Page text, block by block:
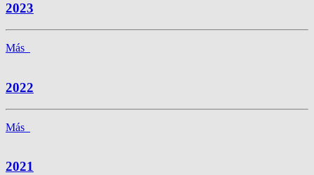
2023
Más
2022
Más
2021